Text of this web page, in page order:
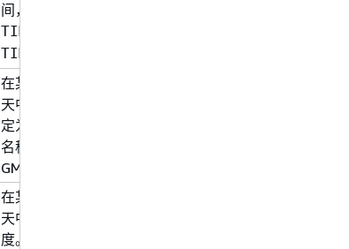
间，具有具体精度。
TIMESTAMP(3)
TIMESTAMP
在某个时区中，某个日历日期一
天中的某个时间。可以将时区指
定为 UTC 的偏移量、IANA 时区
名称或使用 UTC、UT、Z 或
GMT。
在某个时区中，某个日历日期一
天中的某个时间，具有具体精
度。